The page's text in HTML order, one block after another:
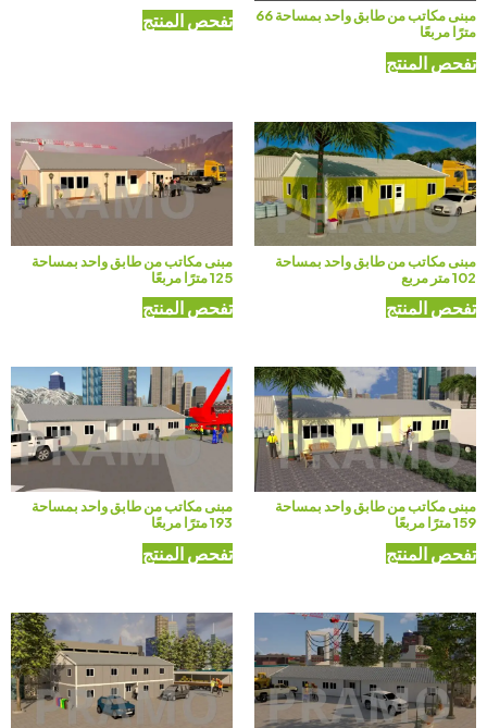
مبنى مكاتب من طابق واحد بمساحة 66
مترًا مربعًا
تفحص المنتج
تفحص المنتج
مبنى مكاتب من طابق واحد بمساحة
102 متر مربع
تفحص المنتج
مبنى مكاتب من طابق واحد بمساحة
125 مترًا مربعًا
تفحص المنتج
مبنى مكاتب من طابق واحد بمساحة
159 مترًا مربعًا
تفحص المنتج
مبنى مكاتب من طابق واحد بمساحة
193 مترًا مربعًا
تفحص المنتج